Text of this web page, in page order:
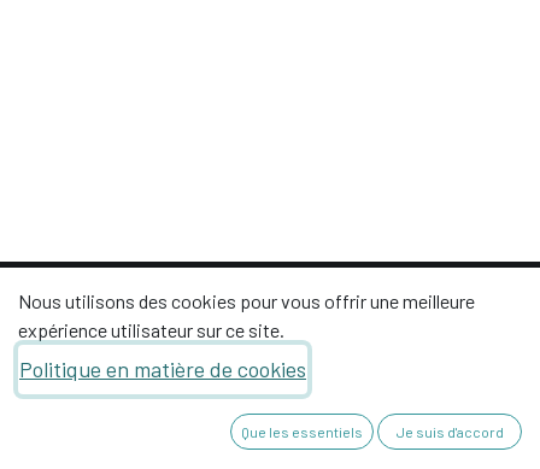
66, avenue de provence - 26270 SAULCE SUR Rhône
contact@sauces-lab.com
Nous utilisons des cookies pour vous offrir une meilleure
expérience utilisateur sur ce site.
Politique en matière de cookies
Que les essentiels Je suis d'accord